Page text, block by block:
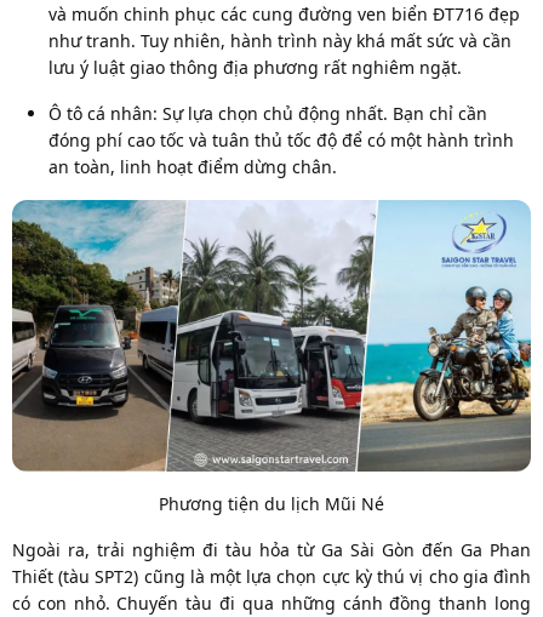
và muốn chinh phục các cung đường ven biển ĐT716 đẹp
như tranh. Tuy nhiên, hành trình này khá mất sức và cần
lưu ý luật giao thông địa phương rất nghiêm ngặt.
Ô tô cá nhân: Sự lựa chọn chủ động nhất. Bạn chỉ cần
đóng phí cao tốc và tuân thủ tốc độ để có một hành trình
an toàn, linh hoạt điểm dừng chân.
Phương tiện du lịch Mũi Né
Ngoài ra, trải nghiệm đi tàu hỏa từ Ga Sài Gòn đến Ga Phan
Thiết (tàu SPT2) cũng là một lựa chọn cực kỳ thú vị cho gia đình
có con nhỏ. Chuyến tàu đi qua những cánh đồng thanh long